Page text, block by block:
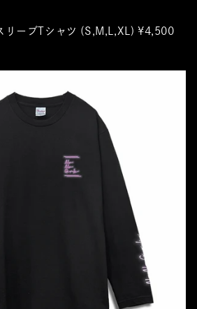
リーブTシャツ (S,M,L,XL) ¥4,500